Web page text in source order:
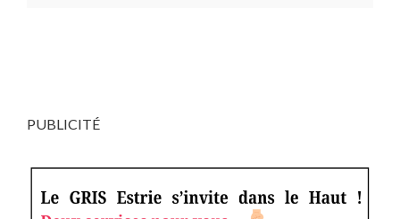
PUBLICITÉ